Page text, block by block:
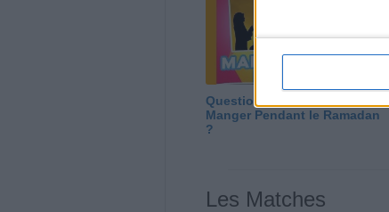
Question/Réponse : Que
Manger Pendant le Ramadan
?
Les Matches